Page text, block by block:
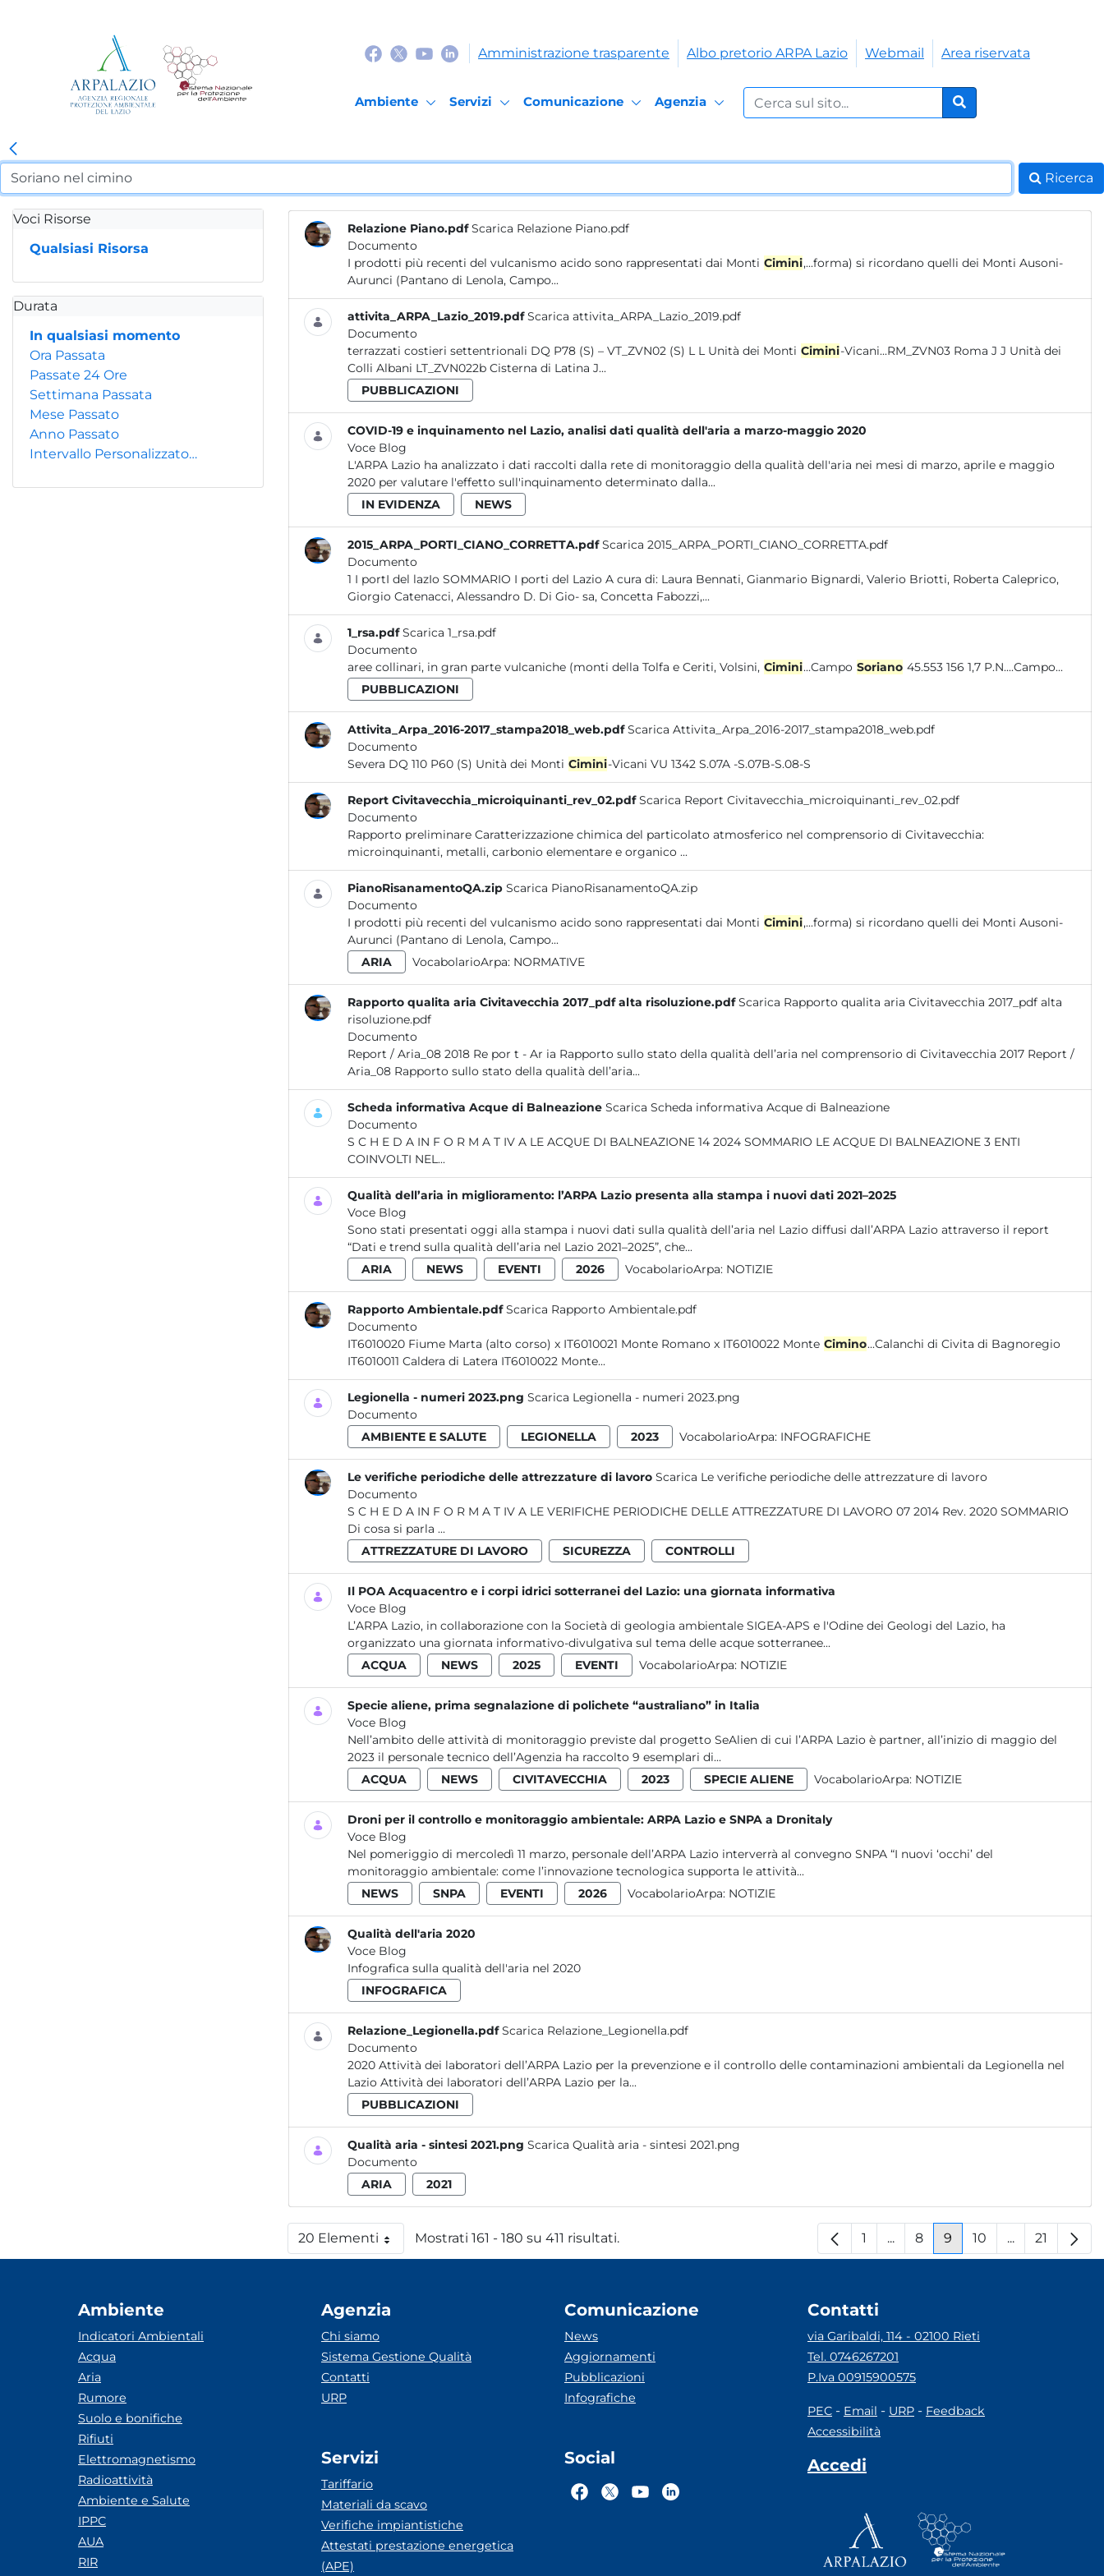
Amministrazione trasparente Albo pretorio ARPA Lazio Webmail Area riservata
Ambiente Servizi Comunicazione Agenzia
Cerca nel sito:
Cerca
Ricerca
Voci Risorse
Qualsiasi Risorsa
Durata
In qualsiasi momento
Ora Passata
Passate 24 Ore
Settimana Passata
Mese Passato
Anno Passato
Intervallo Personalizzato…
Relazione Piano.pdf Scarica Relazione Piano.pdf
Documento
I prodotti più recenti del vulcanismo acido sono rappresentati dai Monti Cimini,...forma) si ricordano quelli dei Monti Ausoni-
Aurunci (Pantano di Lenola, Campo...
attivita_ARPA_Lazio_2019.pdf Scarica attivita_ARPA_Lazio_2019.pdf
Documento
terrazzati costieri settentrionali DQ P78 (S) – VT_ZVN02 (S) L L Unità dei Monti Cimini-Vicani...RM_ZVN03 Roma J J Unità dei
Colli Albani LT_ZVN022b Cisterna di Latina J...
PUBBLICAZIONI
COVID-19 e inquinamento nel Lazio, analisi dati qualità dell'aria a marzo-maggio 2020
Voce Blog
L'ARPA Lazio ha analizzato i dati raccolti dalla rete di monitoraggio della qualità dell'aria nei mesi di marzo, aprile e maggio
2020 per valutare l'effetto sull'inquinamento determinato dalla...
IN EVIDENZA
NEWS
2015_ARPA_PORTI_CIANO_CORRETTA.pdf Scarica 2015_ARPA_PORTI_CIANO_CORRETTA.pdf
Documento
1 I portI del lazIo SOMMARIO I porti del Lazio A cura di: Laura Bennati, Gianmario Bignardi, Valerio Briotti, Roberta Caleprico,
Giorgio Catenacci, Alessandro D. Di Gio- sa, Concetta Fabozzi,...
1_rsa.pdf Scarica 1_rsa.pdf
Documento
aree collinari, in gran parte vulcaniche (monti della Tolfa e Ceriti, Volsini, Cimini...Campo Soriano
45.553 156 1,7 P.N....Campo...
PUBBLICAZIONI
Attivita_Arpa_2016-2017_stampa2018_web.pdf Scarica Attivita_Arpa_2016-2017_stampa2018_web.pdf
Documento
Severa DQ 110 P60 (S) Unità dei Monti Cimini-Vicani VU 1342 S.07A -S.07B-S.08-S
Report Civitavecchia_microiquinanti_rev_02.pdf Scarica Report Civitavecchia_microiquinanti_rev_02.pdf
Documento
Rapporto preliminare Caratterizzazione chimica del particolato atmosferico nel comprensorio di Civitavecchia:
microinquinanti, metalli, carbonio elementare e organico ...
PianoRisanamentoQA.zip Scarica PianoRisanamentoQA.zip
Documento
I prodotti più recenti del vulcanismo acido sono rappresentati dai Monti Cimini,...forma) si ricordano quelli dei Monti Ausoni-
Aurunci (Pantano di Lenola, Campo...
ARIA
VocabolarioArpa: NORMATIVE
Rapporto qualita aria Civitavecchia 2017_pdf alta risoluzione.pdf Scarica Rapporto qualita aria Civitavecchia 2017_pdf alta
risoluzione.pdf
Documento
Report / Aria_08 2018 Re por t - Ar ia Rapporto sullo stato della qualità dell’aria nel comprensorio di Civitavecchia 2017 Report /
Aria_08 Rapporto sullo stato della qualità dell’aria...
Scheda informativa Acque di Balneazione Scarica Scheda informativa Acque di Balneazione
Documento
S C H E D A IN F O R M A T IV A LE ACQUE DI BALNEAZIONE 14 2024 SOMMARIO LE ACQUE DI BALNEAZIONE 3 ENTI
COINVOLTI NEL...
Qualità dell’aria in miglioramento: l’ARPA Lazio presenta alla stampa i nuovi dati 2021–2025
Voce Blog
Sono stati presentati oggi alla stampa i nuovi dati sulla qualità dell’aria nel Lazio diffusi dall’ARPA Lazio attraverso il report
“Dati e trend sulla qualità dell’aria nel Lazio 2021–2025”, che...
ARIA
NEWS EVENTI 2026 VocabolarioArpa: NOTIZIE
Rapporto Ambientale.pdf Scarica Rapporto Ambientale.pdf
Documento
IT6010020 Fiume Marta (alto corso) x IT6010021 Monte Romano x IT6010022 Monte Cimino...Calanchi di Civita di Bagnoregio
IT6010011 Caldera di Latera IT6010022 Monte...
Legionella - numeri 2023.png Scarica Legionella - numeri 2023.png
Documento
AMBIENTE E SALUTE
LEGIONELLA 2023 VocabolarioArpa: INFOGRAFICHE
Le verifiche periodiche delle attrezzature di lavoro Scarica Le verifiche periodiche delle attrezzature di lavoro
Documento
S C H E D A IN F O R M A T IV A LE VERIFICHE PERIODICHE DELLE ATTREZZATURE DI LAVORO 07 2014 Rev. 2020 SOMMARIO
Di cosa si parla ...
ATTREZZATURE DI LAVORO
SICUREZZA CONTROLLI
Il POA Acquacentro e i corpi idrici sotterranei del Lazio: una giornata informativa
Voce Blog
L’ARPA Lazio, in collaborazione con la Società di geologia ambientale SIGEA-APS e l'Odine dei Geologi del Lazio, ha
organizzato una giornata informativo-divulgativa sul tema delle acque sotterranee...
ACQUA
NEWS 2025 EVENTI VocabolarioArpa: NOTIZIE
Specie aliene, prima segnalazione di polichete “australiano” in Italia
Voce Blog
Nell’ambito delle attività di monitoraggio previste dal progetto SeAlien di cui l’ARPA Lazio è partner, all’inizio di maggio del
2023 il personale tecnico dell’Agenzia ha raccolto 9 esemplari di...
ACQUA
NEWS CIVITAVECCHIA 2023 SPECIE ALIENE VocabolarioArpa: NOTIZIE
Droni per il controllo e monitoraggio ambientale: ARPA Lazio e SNPA a Dronitaly
Voce Blog
Nel pomeriggio di mercoledì 11 marzo, personale dell’ARPA Lazio interverrà al convegno SNPA “I nuovi ‘occhi’ del
monitoraggio ambientale: come l’innovazione tecnologica supporta le attività...
NEWS
SNPA EVENTI 2026 VocabolarioArpa: NOTIZIE
Qualità dell'aria 2020
Voce Blog
Infografica sulla qualità dell'aria nel 2020
INFOGRAFICA
Relazione_Legionella.pdf Scarica Relazione_Legionella.pdf
Documento
2020 Attività dei laboratori dell’ARPA Lazio per la prevenzione e il controllo delle contaminazioni ambientali da Legionella nel
Lazio Attività dei laboratori dell’ARPA Lazio per la...
PUBBLICAZIONI
Qualità aria - sintesi 2021.png Scarica Qualità aria - sintesi 2021.png
Documento
ARIA
2021
20 ElementiPer pagina Mostrati 161 - 180 su 411 risultati. Pagina
1 ...Pagine intermedie
Pagina
8 Pagina
9 Pagina
10 ...PaginePagina
21
Ambiente
Indicatori Ambientali
Acqua
Aria
Rumore
Suolo e bonifiche
Rifiuti
Elettromagnetismo
Radioattività
Ambiente e Salute
IPPC
AUA
RIR
Agenzia
Chi siamo
Sistema Gestione Qualità
Contatti
URP
Servizi
Tariffario
Materiali da scavo
Verifiche impiantistiche
Attestati prestazione energetica
(APE)
Comunicazione
News
Aggiornamenti
Pubblicazioni
Infografiche
Social
Contatti
via Garibaldi, 114 - 02100 Rieti
Tel. 0746267201
P.Iva 00915900575
PEC - Email - URP - Feedback
Accessibilità
Accedi